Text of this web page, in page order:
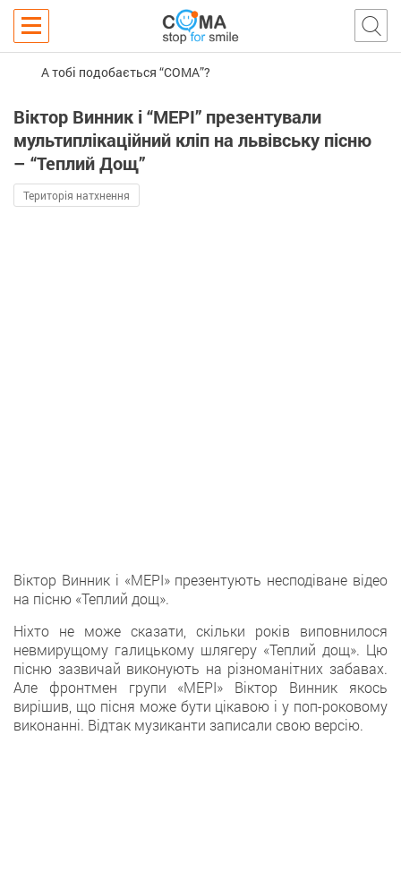
А тобі подобається “COMA”?
Віктор Винник і “МЕРІ” презентували
мультиплікаційний кліп на львівську пісню
– “Теплий Дощ”
Територія натхнення
Віктор Винник і «МЕРІ» презентують несподіване відео
на пісню «Теплий дощ».
Ніхто не може сказати, скільки років виповнилося
невмирущому галицькому шлягеру «Теплий дощ». Цю
пісню зазвичай виконують на різноманітних забавах.
Але фронтмен групи «МЕРІ» Віктор Винник якось
вирішив, що пісня може бути цікавою і у поп-роковому
виконанні. Відтак музиканти записали свою версію.